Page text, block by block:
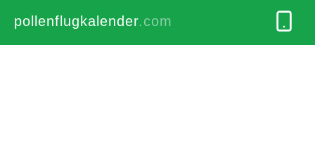
pollenflugkalender.com